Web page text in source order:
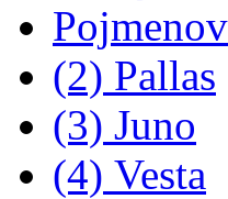
(2) Pallas
(3) Juno
(4) Vesta